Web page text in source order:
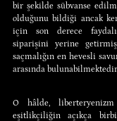
bir şekilde sübvanse
olduğunu bildiği ancak
için son derece
siparişini yerine
saçmalığın en hevesli
arasında
O hâlde,
eşitlikçiliğin açıkça